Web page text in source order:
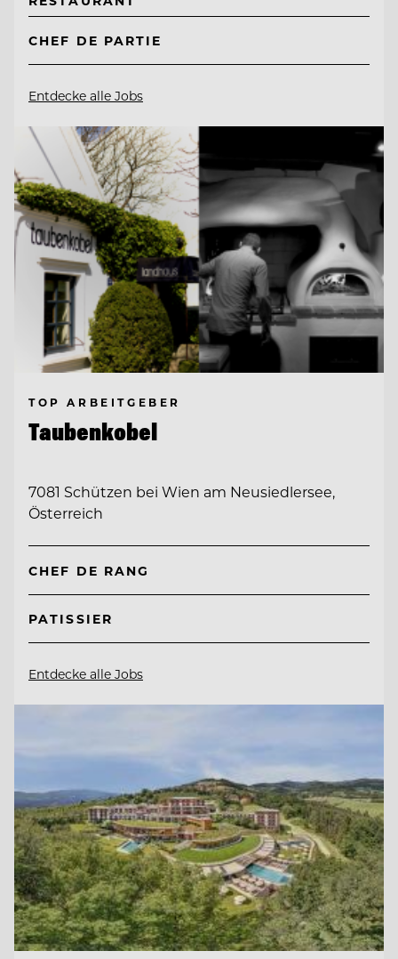
CHEF DE PARTIE
Entdecke alle Jobs
TOP ARBEITGEBER
Taubenkobel
7081 Schützen bei Wien am Neusiedlersee,
Österreich
CHEF DE RANG
PATISSIER
Entdecke alle Jobs